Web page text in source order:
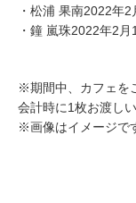
・松浦 果南2022年
・鐘 嵐珠2022年2
※期間中、カフェを
会計時に1枚お渡しい
※画像はイメージで